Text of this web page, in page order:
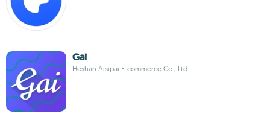
Gai
Heshan Aisipai E-commerce Co., Ltd